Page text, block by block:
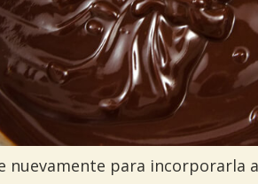
nuevamente para incorporarla